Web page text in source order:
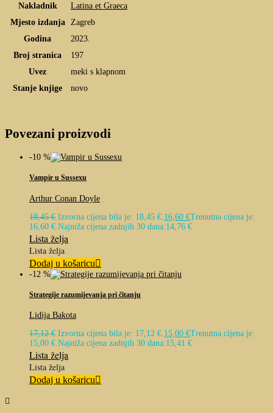
Nakladnik
Latina et Graeca
Mjesto izdanja
Zagreb
Godina
2023.
Broj stranica
197
Uvez
meki s klapnom
Stanje knjige
novo
Povezani proizvodi
-10 %
Vampir u Sussexu
Arthur Conan Doyle
18,45€ Izvorna cijena bila je: 18,45 €. 16,60 €Trenutna cijena je:
16,60 €. Najniža cijena zadnjih 30 dana:14,76 €
Lista želja
Lista želja
Dodaj u košaricu
-12 %
Strategije razumijevanja pri čitanju
Lidija Bakota
17,12€ Izvorna cijena bila je: 17,12 €.15,00 €Trenutna cijena je:
15,00 €.Najniža cijena zadnjih 30 dana:15,41 €
Lista želja
Lista želja
Dodaj u košaricu
